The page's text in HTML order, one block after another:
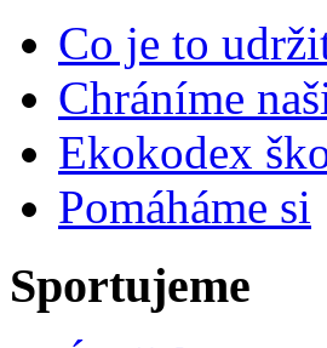
Co je to
Chráníme
Ekokodex
Pomáháme si
Sportujeme